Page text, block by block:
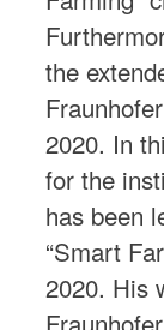
the
2020. In
for the
has been
“Smart
2020. His